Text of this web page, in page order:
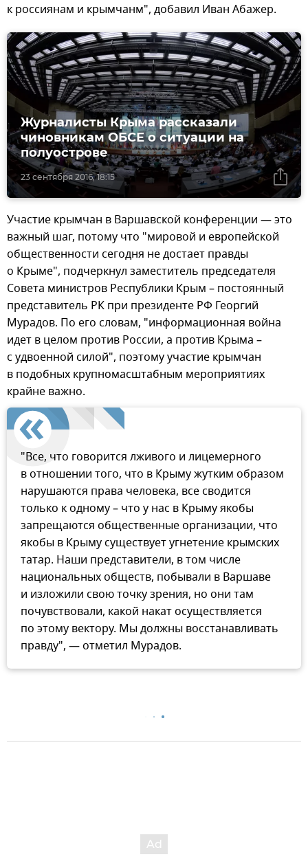
к россиянам и крымчанм", добавил Иван Абажер.
23 сентября 2016, 18:15
Журналисты Крыма рассказали
чиновникам ОБСЕ о ситуации на
полуострове
Участие крымчан в Варшавской конференции — это
важный шаг, потому что "мировой и европейской
общественности сегодня не достает правды
о Крыме", подчеркнул заместитель председателя
Совета министров Республики Крым – постоянный
представитель РК при президенте РФ Георгий
Мурадов. По его словам, "информационная война
идет в целом против России, а против Крыма –
с удвоенной силой", поэтому участие крымчан
в подобных крупномасштабным мероприятиях
крайне важно.
"Все, что говорится лживого и лицемерного
в отношении того, что в Крыму жутким образом
нарушаются права человека, все сводится
только к одному – что у нас в Крыму якобы
запрещаются общественные организации, что
якобы в Крыму существует угнетение крымских
татар. Наши представители, в том числе
национальных обществ, побывали в Варшаве
и изложили свою точку зрения, но они там
почувствовали, какой накат осуществляется
по этому вектору. Мы должны восстанавливать
правду", — отметил Мурадов.